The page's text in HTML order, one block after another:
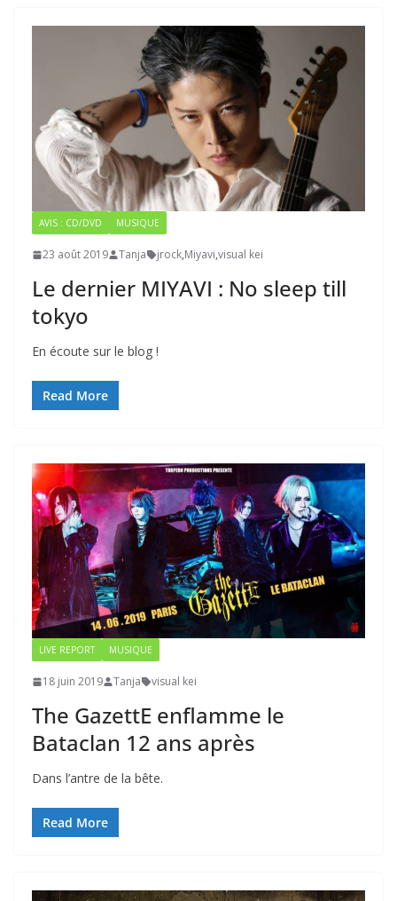
AVIS : CD/DVD MUSIQUE
23 août 2019 Tanja jrock,Miyavi,visual kei
Le dernier MIYAVI : No sleep till
tokyo
En écoute sur le blog !
Read More
LIVE REPORT MUSIQUE
18 juin 2019 Tanja visual kei
The GazettE enflamme le
Bataclan 12 ans après
Dans l’antre de la bête.
Read More